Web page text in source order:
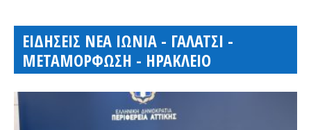
ΕΙΔΗΣΕΙΣ ΝΕΑ ΙΩΝΙΑ - ΓΑΛΑΤΣΙ -
ΜΕΤΑΜΟΡΦΩΣΗ - ΗΡΑΚΛΕΙΟ